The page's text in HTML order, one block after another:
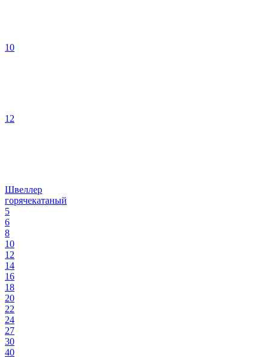
10
12
Швеллер
горячекатаный
5
6
8
10
12
14
16
18
20
22
24
27
30
40